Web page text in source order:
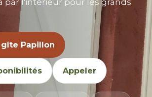
par l'intérieur pour les grands
Papillon
Appeler